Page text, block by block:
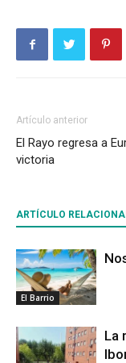
Artículo anterior
El Rayo regresa a
victoria
ARTÍCULO
El Barrio
La